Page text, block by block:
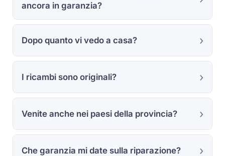
ancora in garanzia?
Dopo quanto vi vedo a casa?
I ricambi sono originali?
Venite anche nei paesi della provincia?
Che garanzia mi date sulla riparazione?